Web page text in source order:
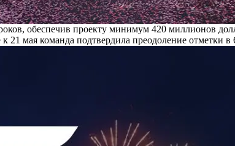
обеспечив проекту минимум 420 миллионов
к 21 мая команда подтвердила преодоление отметки